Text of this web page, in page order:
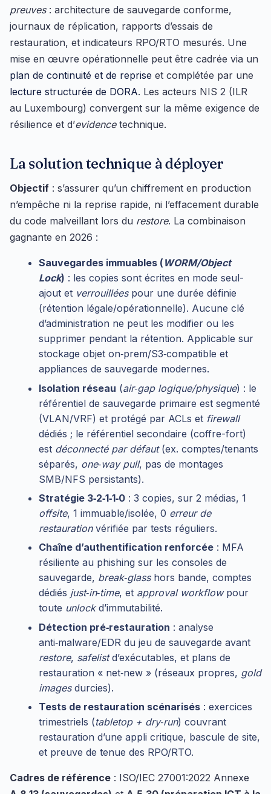
preuves: architecture de sauvegarde conforme,
journaux de réplication, rapports d’essais de
restauration, et indicateurs RPO/RTO mesurés. Une
mise en œuvre opérationnelle peut être cadrée via un
plan de continuité et de reprise et complétée par une
lecture structurée de DORA. Les acteurs NIS 2 (ILR
au Luxembourg) convergent sur la même exigence de
résilience et d’evidencetechnique.
La solution technique à déployer
Objectif : s’assurer qu’un chiffrement en production
n’empêche ni la reprise rapide, ni l’effacement durable
du code malveillant lors du restore. La combinaison
gagnante en 2026 :
Sauvegardes immuables ( WORM/Object
Lock) : les copies sont écrites en mode seul-
ajout et verrouilléespour une durée définie
(rétention légale/opérationnelle). Aucune clé
d’administration ne peut les modifier ou les
supprimer pendant la rétention. Applicable sur
stockage objet on‑prem/S3‑compatible et
appliances de sauvegarde modernes.
Isolation réseau (air‑gap logique/physique) : le
référentiel de sauvegarde primaire est segmenté
(VLAN/VRF) et protégé par ACLs et firewall
dédiés ; le référentiel secondaire (coffre-fort)
est déconnecté par défaut(ex. comptes/tenants
séparés, one‑way pull, pas de montages
SMB/NFS persistants).
Stratégie 3‑2‑1‑1‑0 : 3 copies, sur 2 médias, 1
offsite, 1 immuable/isolée, 0 erreur de
restaurationvérifiée par tests réguliers.
Chaîne d’authentification renforcée : MFA
résiliente au phishing sur les consoles de
sauvegarde, break‑glasshors bande, comptes
dédiés just‑in‑time, et approval workflowpour
toute unlockd’immutabilité.
Détection pré‑restauration : analyse
anti‑malware/EDR du jeu de sauvegarde avant
restore, safelistd’exécutables, et plans de
restauration « net‑new » (réseaux propres, gold
imagesdurcies).
Tests de restauration scénarisés : exercices
trimestriels (tabletop + dry‑run) couvrant
restauration d’une appli critique, bascule de site,
et preuve de tenue des RPO/RTO.
Cadres de référence : ISO/IEC 27001:2022 Annexe